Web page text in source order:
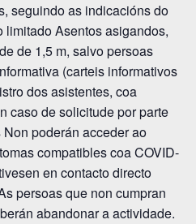
seguindo as indicacións do
Asentos asigandos,
de 1,5 m, salvo persoas
(carteis informativos
dos asistentes, coa
caso de solicitude por parte
poderán acceder ao
compatibles coa COVID-
en contacto directo
persoas que non cumpran
abandonar a actividade.